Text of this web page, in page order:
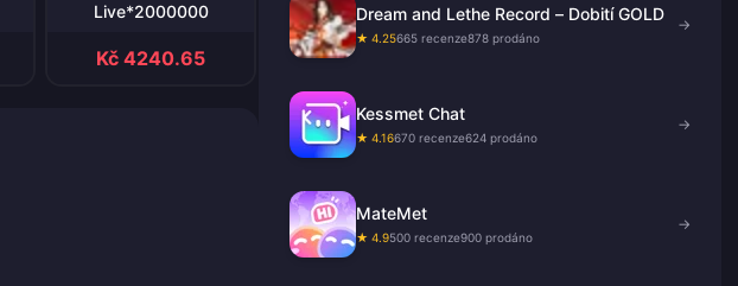
Live*2000000
Kč 4240.65
Dream and Lethe Record – Dobití GOLD
★ 4.25665 recenze878 prodáno
→
Kessmet Chat
★ 4.16670 recenze624 prodáno
→
MateMet
★ 4.9500 recenze900 prodáno
→